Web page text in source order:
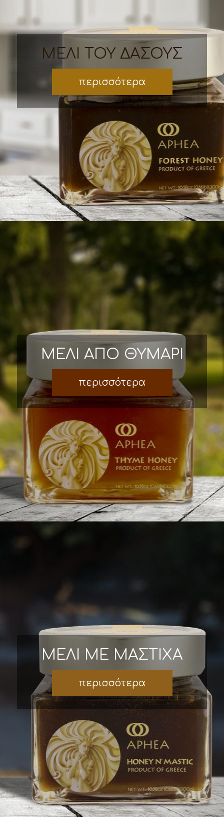
ΜΕΛΙ ΤΟΥ ΔΑΣΟΥΣ
περισσότερα
ΜΕΛΙ ΑΠΟ ΘΥΜΑΡΙ
περισσότερα
ΜΕΛΙ ΜΕ ΜΑΣΤΙΧΑ
περισσότερα